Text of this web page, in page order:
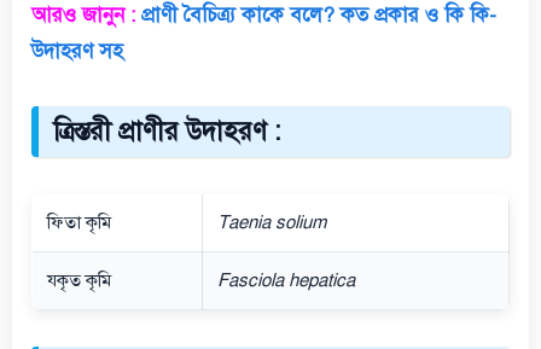
আরও জানুন : প্রাণী বৈচিত্র্য কাকে বলে? কত প্রকার ও কি কি-
উদাহরণ সহ
ত্রিস্তরী প্রাণীর উদাহরণ :
ফিতা কৃমি Taenia solium
যকৃত কৃমি Fasciola hepatica